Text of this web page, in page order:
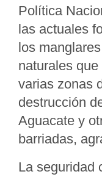
Política
las actuales
los
naturales
varias zonas
destrucción
Aguacate y
barriadas,
La seguridad